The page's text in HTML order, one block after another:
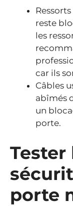
reste
les
car ils
Câbles
abîmés
un
porte.
Tester
porte